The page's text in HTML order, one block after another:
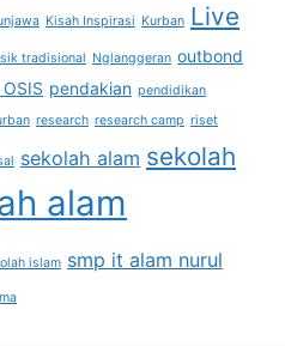
Kisah Inspirasi Kurban Live
tradisional Nglanggeran outbond
pendakian pendidikan
research research camp riset
sekolah alam sekolah
alam
islam smp it alam nurul